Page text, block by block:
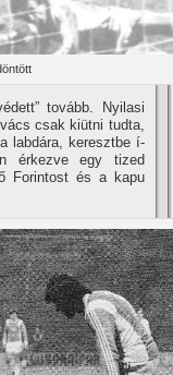
tovább. Nyilasi
csak kiütni tudta,
labdára, keresztbe í­
érkezve egy tized
Forintost és a kapu